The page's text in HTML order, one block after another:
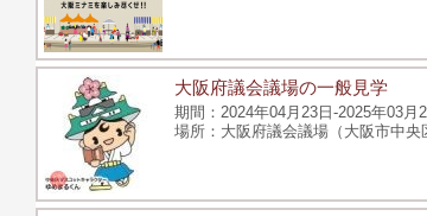
大阪府議会議場の一般見学
2024年04月23日-2025年03月
大阪府議会議場（大阪市中央